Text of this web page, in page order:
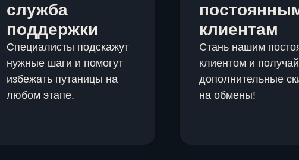
служба
поддержки
Специалисты подскажут
нужные шаги и помогут
избежать путаницы на
любом этапе.
клиентам
Стань нашим
клиентом и получай
дополнительные
на обмены!